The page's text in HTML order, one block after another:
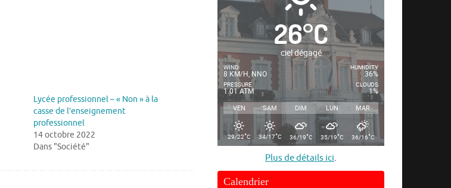
Lycée professionnel – « Non » à la
casse de l’enseignement
professionnel
14 octobre 2022
Dans "Société"
26°C
ciel dégagé
WIND
8 KM/H, NNO
PRESSURE
1.01 ATM
HUMIDITY
36%
CLOUDS
1%
VEN SAM DIM LUN MAR
29/22°C 34/17°C 36/19°C 35/19°C 36/16°C
Plus de détails ici.
Calendrier